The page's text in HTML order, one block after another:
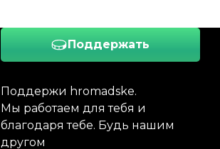
Поддержать
Поддержи hromadske.
Мы работаем для тебя и
благодаря тебе. Будь нашим
другом